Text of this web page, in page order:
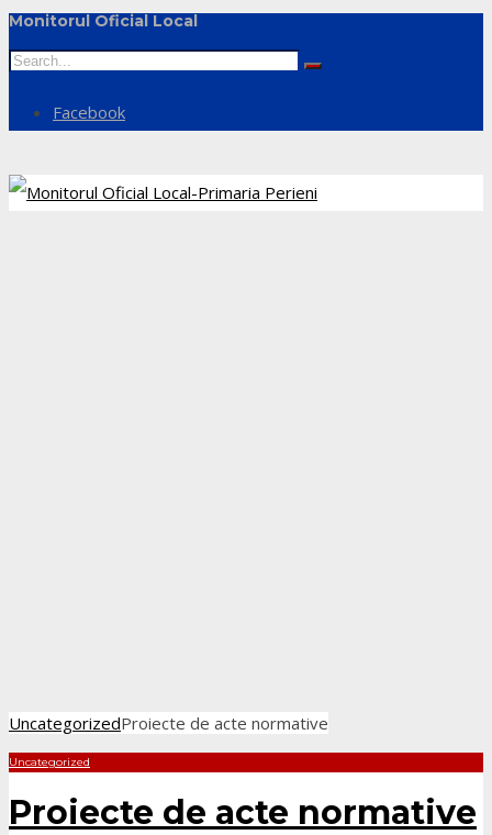
Monitorul Oficial Local
Facebook
UncategorizedProiecte de acte normative
Uncategorized
Proiecte de acte normative